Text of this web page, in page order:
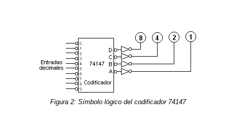
Figura 2: Símbolo lógico del codificador 74147